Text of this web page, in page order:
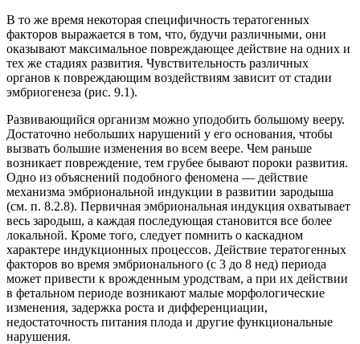
В то же время некоторая специфичность тератогенных
факторов выражается в том, что, будучи различными, они
оказывают максимальное повреждающее действие на одних и
тех же стадиях развития. Чувствительность различных
органов к повреждающим воздействиям зависит от стадии
эмбриогенеза (рис. 9.1).
Развивающийся организм можно уподобить большому вееру.
Достаточно небольших нарушений у его основания, чтобы
вызвать большие изменения во всем веере. Чем раньше
возникает повреждение, тем грубее бывают пороки развития.
Одно из объяснений подобного феномена — действие
механизма эмбриональной индукции в развитии зародыша
(см. п. 8.2.8). Первичная эмбриональная индукция охватывает
весь зародыш, а каждая последующая становится все более
локальной. Кроме того, следует помнить о каскадном
характере индукционных процессов. Действие тератогенных
факторов во время эмбрионального (с 3 до 8 нед) периода
может привести к врожденным уродствам, а при их действии
в фетальном периоде возникают малые морфологические
изменения, задержка роста и дифференциации,
недостаточность питания плода и другие функциональные
нарушения.